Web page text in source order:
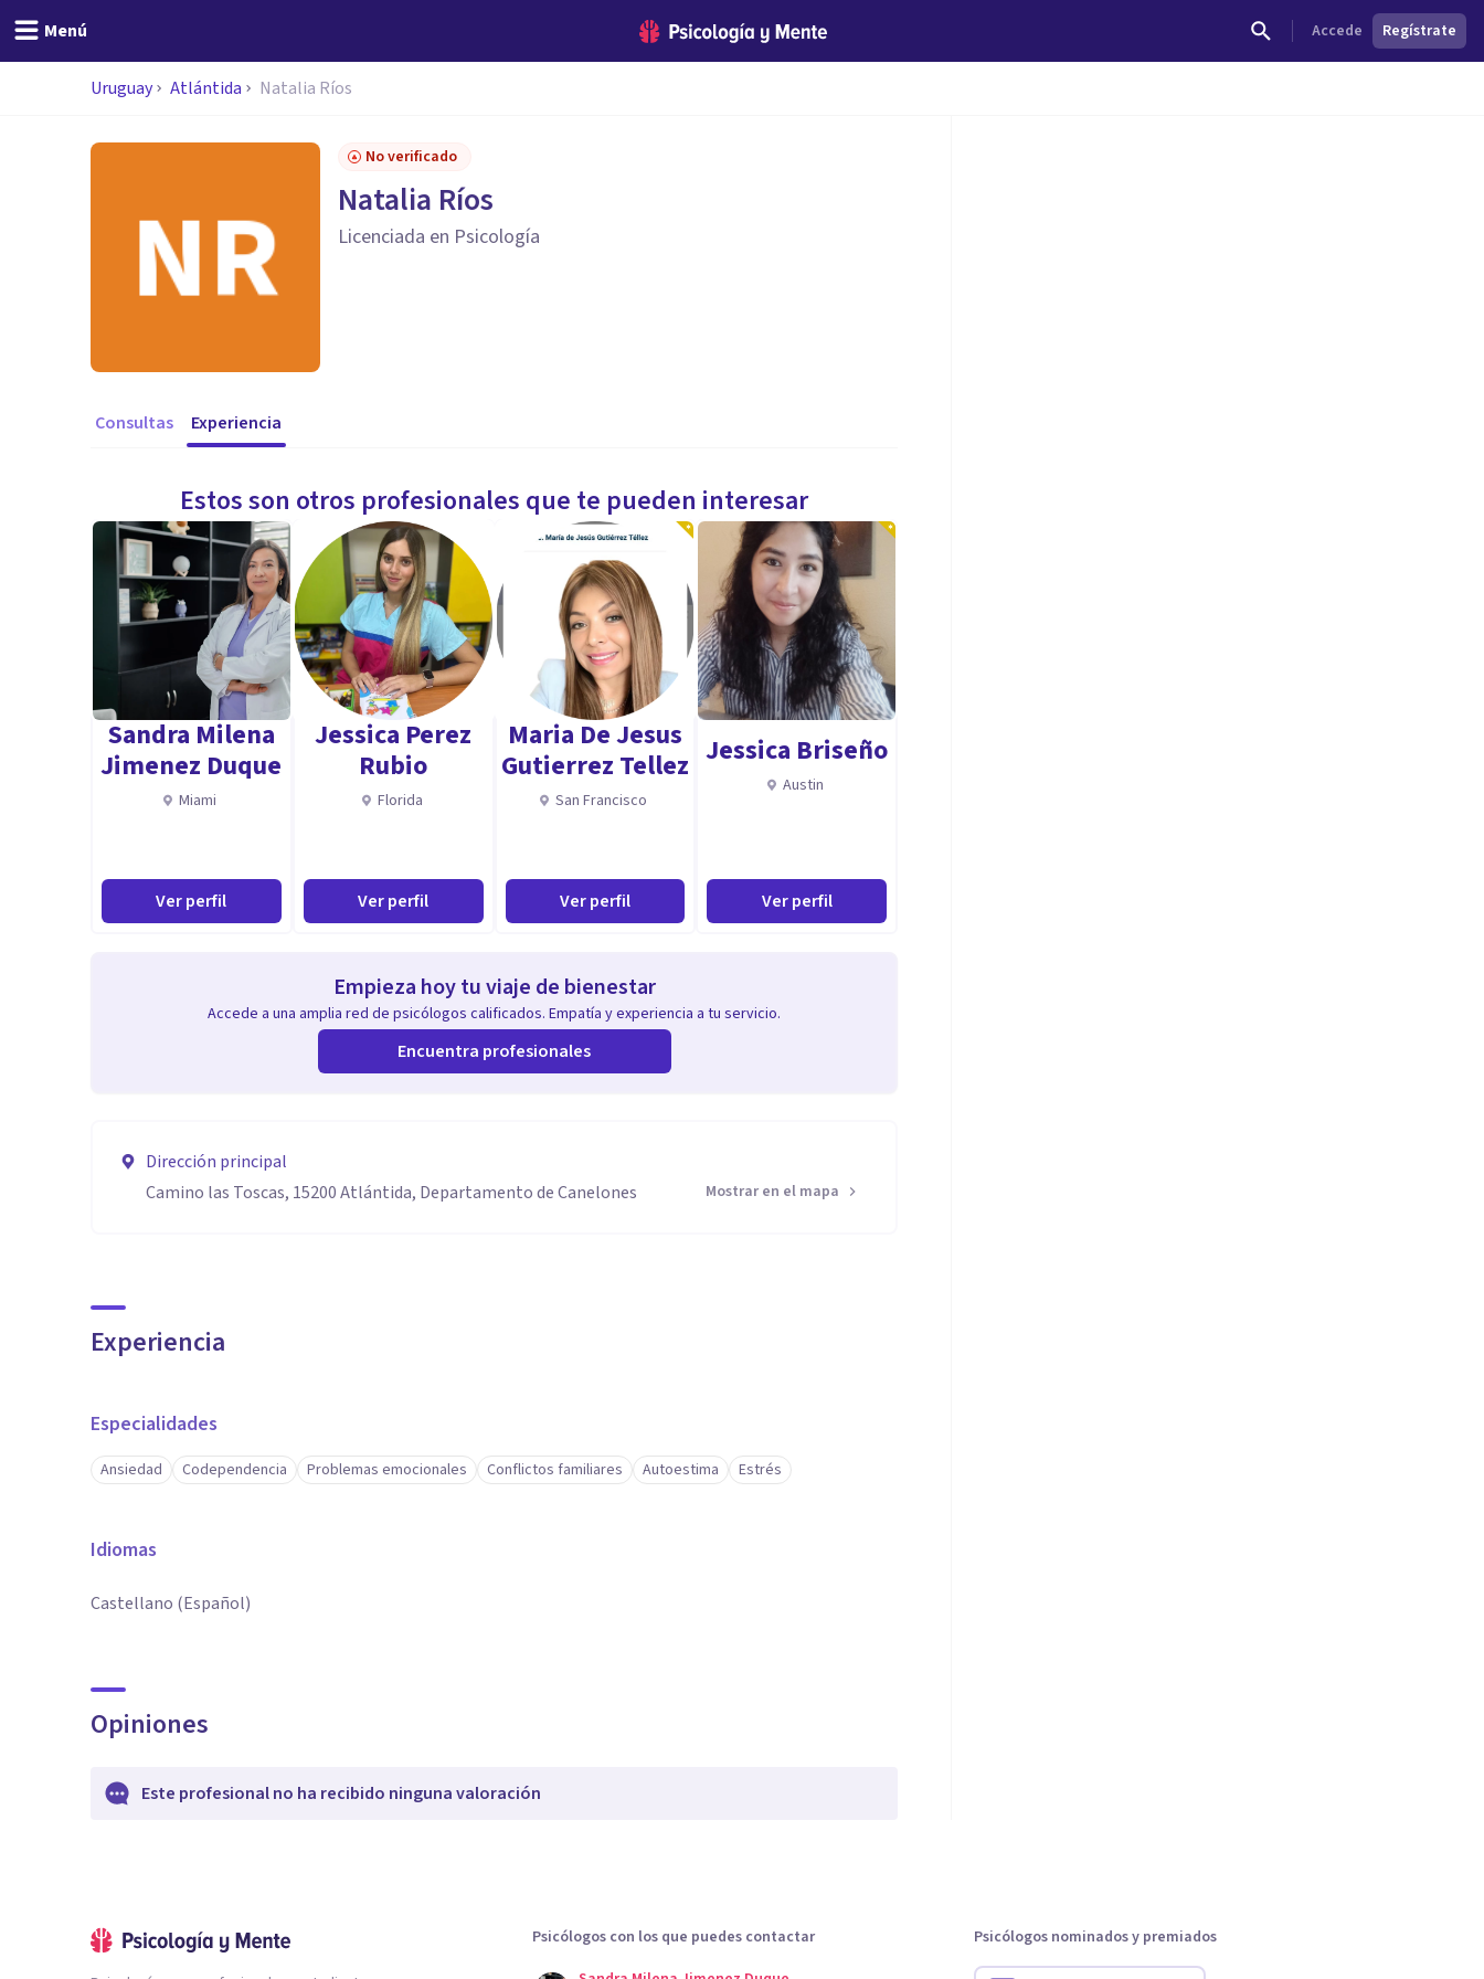
Menú Accede Regístrate
Uruguay Atlántida Natalia Ríos
No verificado
Natalia Ríos
Licenciada en Psicología
Consultas Experiencia
Estos son otros profesionales que te pueden interesar
Sandra Milena
Jimenez Duque
Miami
Ver perfil
Jessica Perez
Rubio
Florida
Ver perfil
Maria De Jesus
Gutierrez Tellez
San Francisco
Ver perfil
Jessica Briseño
Austin
Ver perfil
Empieza hoy tu viaje de bienestar
Accede a una amplia red de psicólogos calificados. Empatía y experiencia a tu servicio.
Encuentra profesionales
Dirección principal
Camino las Toscas, 15200 Atlántida, Departamento de Canelones
Mostrar en el mapa
Experiencia
Especialidades
Ansiedad Codependencia Problemas emocionales Conflictos familiares Autoestima Estrés
Idiomas
Castellano (Español)
Opiniones
Este profesional no ha recibido ninguna valoración
Psicólogos con los que puedes contactar
Psicólogos nominados y premiados